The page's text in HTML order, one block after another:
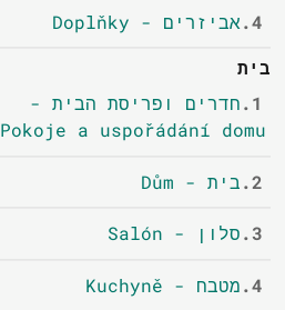
4. אביזרים - Doplňky
בית
1. חדרים ופריסת הבית -
Pokoje a uspořádání domu
2. בית - Dům
3. סלון - Salón
4. מטבח - Kuchyně